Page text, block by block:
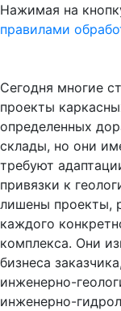
Нажимая на
правилами
Сегодня многие
проекты
определенных
склады, но они
требуют
привязки к
лишены проекты,
каждого
комплекса. Они
бизнеса
инженерно-
инженерно-